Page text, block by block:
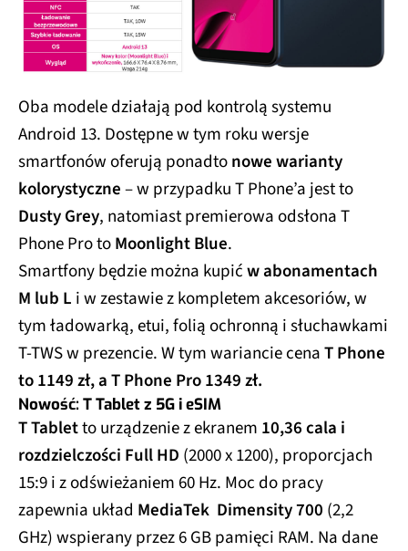
Oba modele działają pod kontrolą systemu
Android 13. Dostępne w tym roku wersje
smartfonów oferują ponadtonowe warianty
kolorystyczne– w przypadku T Phone’a jest to
Dusty Grey, natomiast premierowa odsłona T
Phone Pro toMoonlight Blue.
Smartfony będzie można kupićw abonamentach
M lub L i w zestawie z kompletem akcesoriów, w
tym ładowarką, etui, folią ochronną i słuchawkami
T-TWS w prezencie. W tym wariancie cenaT Phone
to 1149 zł, a T Phone Pro 1349 zł.
Nowość: T Tablet z 5G i eSIM
T Tabletto urządzenie z ekranem 10,36 cala i
rozdzielczości Full HD (2000 x 1200), proporcjach
15:9 i z odświeżaniem 60 Hz. Moc do pracy
zapewnia układ MediaTek Dimensity 700 (2,2
GHz) wspierany przez 6 GB pamięci RAM. Na dane